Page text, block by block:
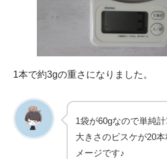
1本で約3gの重さになりました。
1袋が60gなので単純
大きさのビスケが20
メージです♪